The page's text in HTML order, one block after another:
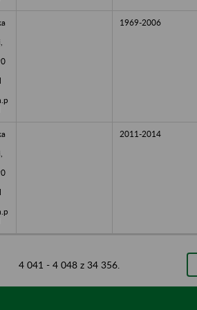
1969-2006
2011-2014
4 041 - 4 048 z 34 356.